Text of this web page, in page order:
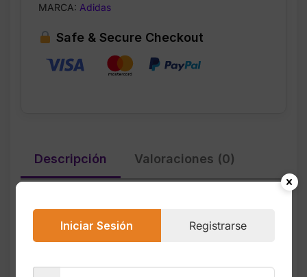
MARCA: Adidas
Safe & Secure Checkout
Descripción Valoraciones (0)
La Adidas Sportswear Tech Tee en color
Legend Ink/White es una franela deportiva
Su tejido técnico ofrece ligereza,
Iniciar Sesión Registrarse